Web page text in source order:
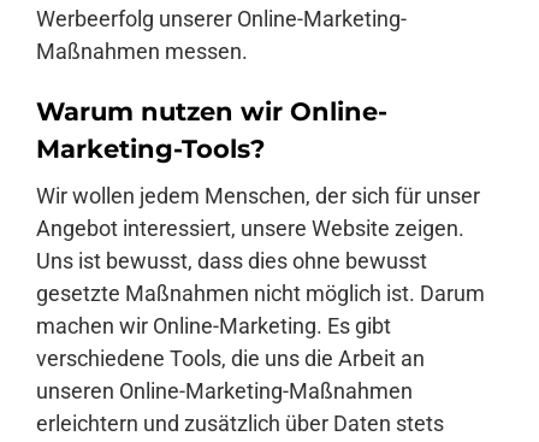
Werbeerfolg unserer Online-Marketing-
Maßnahmen messen.
Warum nutzen wir Online-
Marketing-Tools?
Wir wollen jedem Menschen, der sich für unser
Angebot interessiert, unsere Website zeigen.
Uns ist bewusst, dass dies ohne bewusst
gesetzte Maßnahmen nicht möglich ist. Darum
machen wir Online-Marketing. Es gibt
verschiedene Tools, die uns die Arbeit an
unseren Online-Marketing-Maßnahmen
erleichtern und zusätzlich über Daten stets